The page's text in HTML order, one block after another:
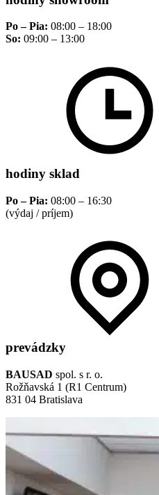
Po – Pia: 08:00 – 18:00
So: 09:00 – 13:00
hodiny sklad
Po – Pia: 08:00 – 16:30
(výdaj / príjem)
prevádzky
BAUSAD spol. s r. o.
Rožňavská 1 (R1 Centrum)
831 04 Bratislava